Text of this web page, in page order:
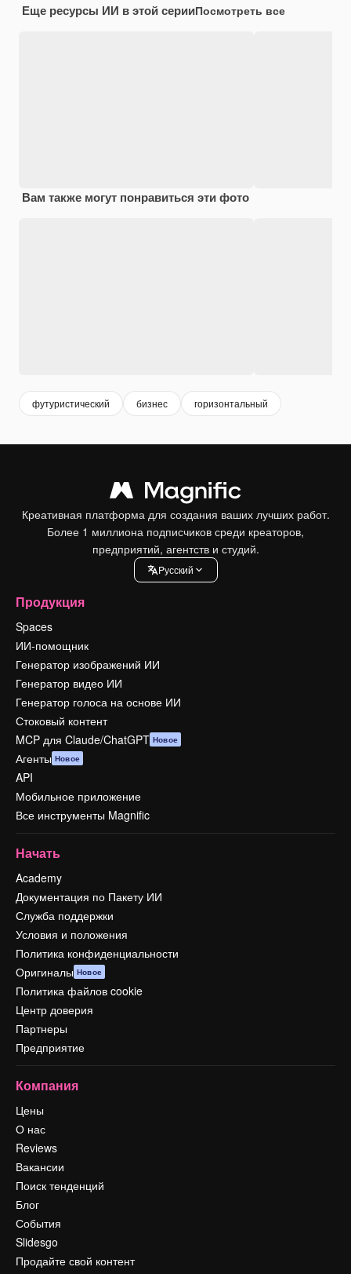
Еще ресурсы ИИ в этой серииПосмотреть все
Вам также могут понравиться эти фото
футуристический бизнес горизонтальный
Креативная платформа для создания ваших лучших работ.
Более 1 миллиона подписчиков среди креаторов,
предприятий, агентств и студий.
Pусский
Продукция
Spaces
ИИ-помощник
Генератор изображений ИИ
Генератор видео ИИ
Генератор голоса на основе ИИ
Стоковый контент
MCP для Claude/ChatGPT Новое
Агенты Новое
API
Мобильное приложение
Все инструменты Magnific
Начать
Academy
Документация по Пакету ИИ
Служба поддержки
Условия и положения
Политика конфиденциальности
Оригиналы Новое
Политика файлов cookie
Центр доверия
Партнеры
Предприятие
Компания
Цены
О нас
Reviews
Вакансии
Поиск тенденций
Блог
События
Slidesgo
Продайте свой контент